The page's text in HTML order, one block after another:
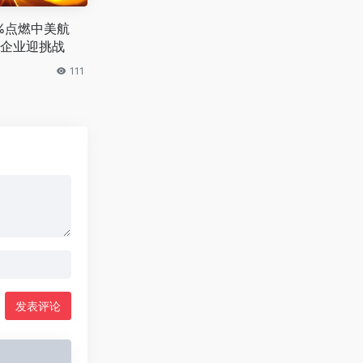
点燃中美航
业迎挑战
111
发表评论